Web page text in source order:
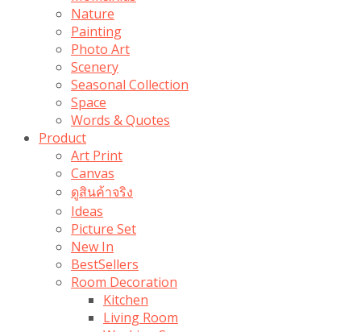
Nature
Painting
Photo Art
Scenery
Seasonal Collection
Space
Words & Quotes
Product
Art Print
Canvas
ดูสินค้าจริง
Ideas
Picture Set
New In
BestSellers
Room Decoration
Kitchen
Living Room